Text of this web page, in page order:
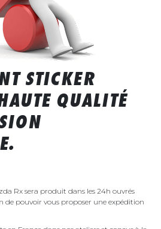
STICKER
QUALITÉ
Rx sera produit dans les 24h ouvrés
pouvoir vous proposer une expédition